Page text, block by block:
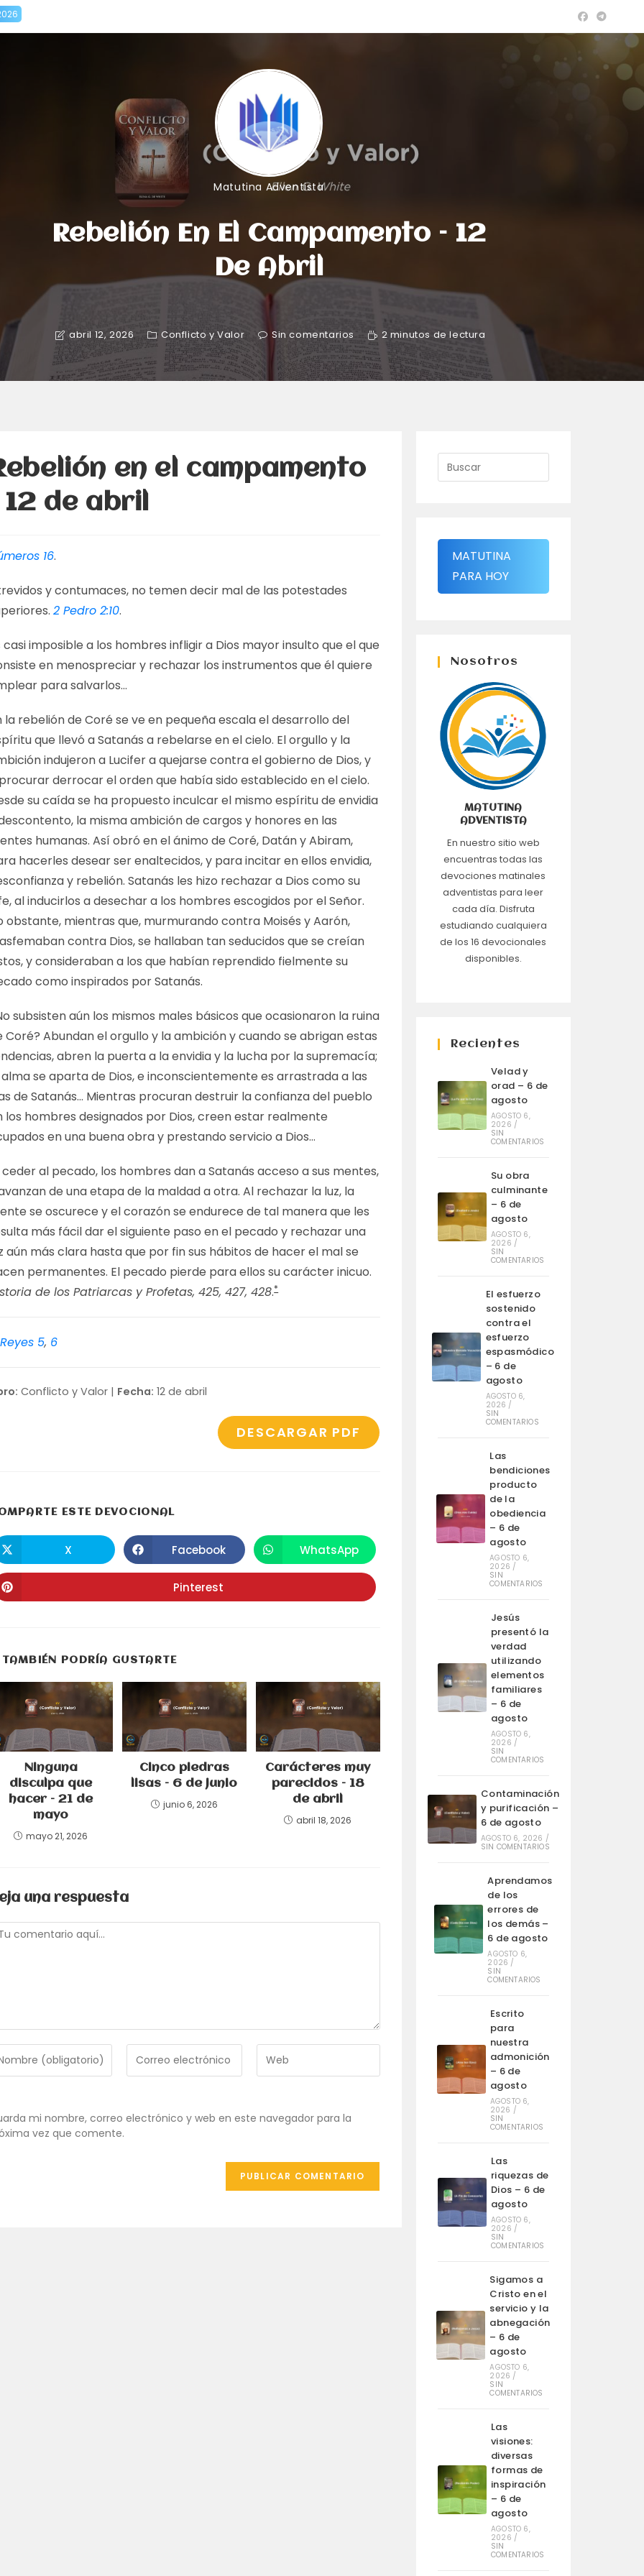
Matutina Adventista
Rebelión En El Campamento – 12
De Abril
abril 12, 2026 Conflicto y Valor Sin comentarios 2 minutos de lectura
en el campamento
12 de abril
16.
y contumaces, no temen decir mal de las potestades
2 Pedro 2:10.
casi imposible a los hombres infligir a Dios mayor insulto que el que
en menospreciar y rechazar los instrumentos que él quiere
para salvarlos…
la rebelión de Coré se ve en pequeña escala el desarrollo del
que llevó a Satanás a rebelarse en el cielo. El orgullo y la
indujeron a Lucifer a quejarse contra el gobierno de Dios, y
derrocar el orden que había sido establecido en el cielo.
su caída se ha propuesto inculcar el mismo espíritu de envidia
la misma ambición de cargos y honores en las
humanas. Así obró en el ánimo de Coré, Datán y Abiram,
hacerles desear ser enaltecidos, y para incitar en ellos envidia,
y rebelión. Satanás les hizo rechazar a Dios como su
al inducirlos a desechar a los hombres escogidos por el Señor.
obstante, mientras que, murmurando contra Moisés y Aarón,
contra Dios, se hallaban tan seducidos que se creían
y consideraban a los que habían reprendido fielmente su
como inspirados por Satanás.
subsisten aún los mismos males básicos que ocasionaron la ruina
Coré? Abundan el orgullo y la ambición y cuando se abrigan estas
abren la puerta a la envidia y la lucha por la supremacía;
se aparta de Dios, e inconscientemente es arrastrada a las
de Satanás… Mientras procuran destruir la confianza del pueblo
los hombres designados por Dios, creen estar realmente
en una buena obra y prestando servicio a Dios…
ceder al pecado, los hombres dan a Satanás acceso a sus mentes,
de una etapa de la maldad a otra. Al rechazar la luz, la
se oscurece y el corazón se endurece de tal manera que les
más fácil dar el siguiente paso en el pecado y rechazar una
aún más clara hasta que por fin sus hábitos de hacer el mal se
permanentes. El pecado pierde para ellos su carácter inicuo.
de los Patriarcas y Profetas, 425, 427, 428.*
5, 6
Conflicto y Valor | Fecha: 12 de abril
DESCARGAR PDF
ESTE DEVOCIONALCOMPARTIR
abre
en
ventana
X Se
abre
en
una
nueva
ventana
Facebook Se
abre
en
ventana
WhatsApp
Se
abre
Pinterest
TAMBIÉN PODRÍA GUSTARTE
Ninguna
disculpa que
hacer – 21 de
mayo
mayo 21, 2026
Cinco piedras
lisas – 6 de junio
junio 6, 2026
Carácteres muy
parecidos – 18
de abril
abril 18, 2026
una respuesta
dirección
correo
electrónico
URL
web
mi nombre, correo electrónico y web en este navegador para la
vez que comente.
MATUTINA
PARA HOY
Nosotros
MATUTINA
ADVENTISTA
En nuestro sitio web
encuentras todas las
devociones matinales
adventistas para leer
cada día. Disfruta
estudiando cualquiera
de los 16 devocionales
disponibles.
Recientes
Velad y
orad – 6 de
agosto
AGOSTO 6,
2026 /
SIN
COMENTARIOS
Su obra
culminante
– 6 de
agosto
AGOSTO 6,
2026 /
SIN
COMENTARIOS
El esfuerzo
sostenido
contra el
esfuerzo
espasmódico
– 6 de
agosto
AGOSTO 6,
2026 /
SIN
COMENTARIOS
Las
bendiciones
producto
de la
obediencia
– 6 de
agosto
AGOSTO 6,
2026 /
SIN
COMENTARIOS
Jesús
presentó la
verdad
utilizando
elementos
familiares
– 6 de
agosto
AGOSTO 6,
2026 /
SIN
COMENTARIOS
Contaminación
y purificación –
6 de agosto
AGOSTO 6, 2026 /
SIN COMENTARIOS
Aprendamos
de los
errores de
los demás –
6 de agosto
AGOSTO 6,
2026 /
SIN
COMENTARIOS
Escrito
para
nuestra
admonición
– 6 de
agosto
AGOSTO 6,
2026 /
SIN
COMENTARIOS
Las
riquezas de
Dios – 6 de
agosto
AGOSTO 6,
2026 /
SIN
COMENTARIOS
Sigamos a
Cristo en el
servicio y la
abnegación
– 6 de
agosto
AGOSTO 6,
2026 /
SIN
COMENTARIOS
Las
visiones:
diversas
formas de
inspiración
– 6 de
agosto
AGOSTO 6,
2026 /
SIN
COMENTARIOS